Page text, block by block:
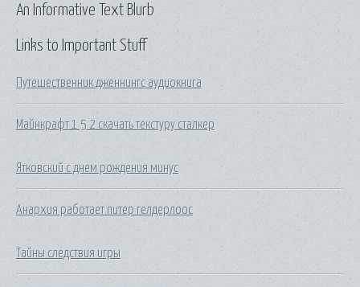
Links to Important Stuff
Путешественник дженнингс аудиокнига
Майнкрафт 1 5 2 скачать текстуру сталкер
Ятковский с днем рождения минус
Анархия работает питер гелдерлоос
Тайны следствия игры
An Informative Text Blurb